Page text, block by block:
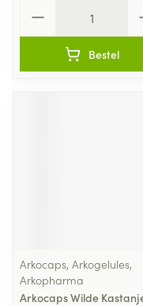
Bestel
Arkocaps, Arkogelules,
Arkopharma
Arkocaps Wilde